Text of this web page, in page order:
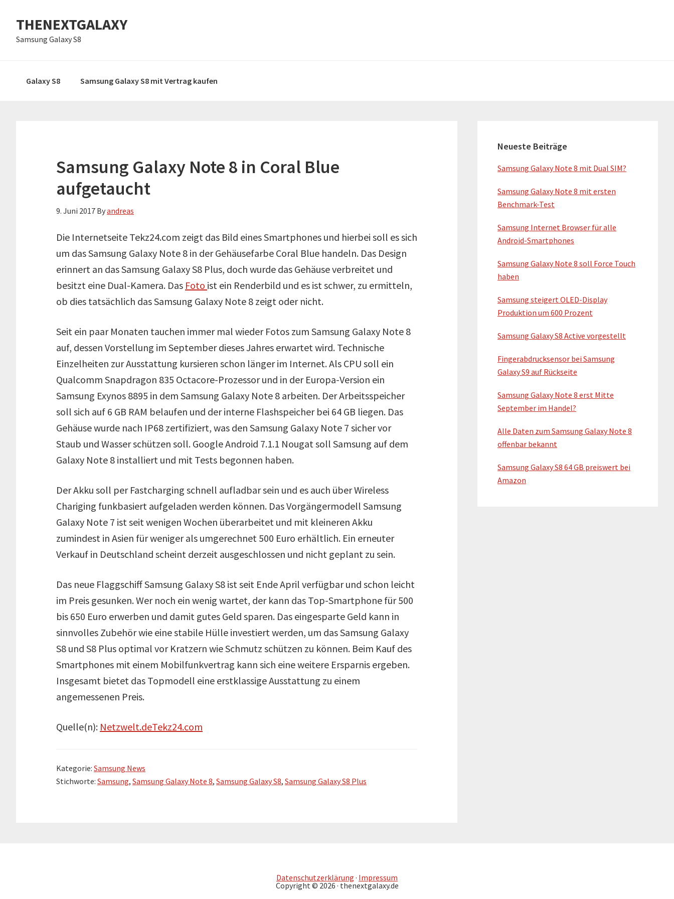
Hauptnavigation
springen
main
Hauptsidebar
springen
THENEXTGALAXY
Samsung Galaxy S8
Galaxy S8 Samsung Galaxy S8 mit Vertrag kaufen
Samsung Galaxy Note 8 in Coral Blue
aufgetaucht
9. Juni 2017 Byandreas
Die Internetseite Tekz24.com zeigt das Bild eines Smartphones und hierbei soll es sich
um das Samsung Galaxy Note 8 in der Gehäusefarbe Coral Blue handeln. Das Design
erinnert an das Samsung Galaxy S8 Plus, doch wurde das Gehäuse verbreitet und
besitzt eine Dual-Kamera. Das Foto ist ein Renderbild und es ist schwer, zu ermitteln,
ob dies tatsächlich das Samsung Galaxy Note 8 zeigt oder nicht.
Seit ein paar Monaten tauchen immer mal wieder Fotos zum Samsung Galaxy Note 8
auf, dessen Vorstellung im September dieses Jahres erwartet wird. Technische
Einzelheiten zur Ausstattung kursieren schon länger im Internet. Als CPU soll ein
Qualcomm Snapdragon 835 Octacore-Prozessor und in der Europa-Version ein
Samsung Exynos 8895 in dem Samsung Galaxy Note 8 arbeiten. Der Arbeitsspeicher
soll sich auf 6 GB RAM belaufen und der interne Flashspeicher bei 64 GB liegen. Das
Gehäuse wurde nach IP68 zertifiziert, was den Samsung Galaxy Note 7 sicher vor
Staub und Wasser schützen soll. Google Android 7.1.1 Nougat soll Samsung auf dem
Galaxy Note 8 installiert und mit Tests begonnen haben.
Der Akku soll per Fastcharging schnell aufladbar sein und es auch über Wireless
Chariging funkbasiert aufgeladen werden können. Das Vorgängermodell Samsung
Galaxy Note 7 ist seit wenigen Wochen überarbeitet und mit kleineren Akku
zumindest in Asien für weniger als umgerechnet 500 Euro erhältlich. Ein erneuter
Verkauf in Deutschland scheint derzeit ausgeschlossen und nicht geplant zu sein.
Das neue Flaggschiff Samsung Galaxy S8 ist seit Ende April verfügbar und schon leicht
im Preis gesunken. Wer noch ein wenig wartet, der kann das Top-Smartphone für 500
bis 650 Euro erwerben und damit gutes Geld sparen. Das eingesparte Geld kann in
sinnvolles Zubehör wie eine stabile Hülle investiert werden, um das Samsung Galaxy
S8 und S8 Plus optimal vor Kratzern wie Schmutz schützen zu können. Beim Kauf des
Smartphones mit einem Mobilfunkvertrag kann sich eine weitere Ersparnis ergeben.
Insgesamt bietet das Topmodell eine erstklassige Ausstattung zu einem
angemessenen Preis.
Quelle(n): Netzwelt.deTekz24.com
Kategorie: Samsung News
Stichworte: Samsung, Samsung Galaxy Note 8, Samsung Galaxy S8, Samsung Galaxy S8 Plus
Neueste Beiträge
Samsung Galaxy Note 8 mit Dual SIM?
Samsung Galaxy Note 8 mit ersten
Benchmark-Test
Samsung Internet Browser für alle
Android-Smartphones
Samsung Galaxy Note 8 soll Force Touch
haben
Samsung steigert OLED-Display
Produktion um 600 Prozent
Samsung Galaxy S8 Active vorgestellt
Fingerabdrucksensor bei Samsung
Galaxy S9 auf Rückseite
Samsung Galaxy Note 8 erst Mitte
September im Handel?
Alle Daten zum Samsung Galaxy Note 8
offenbar bekannt
Samsung Galaxy S8 64 GB preiswert bei
Amazon
Datenschutzerklärung · Impressum
Copyright © 2026 · thenextgalaxy.de